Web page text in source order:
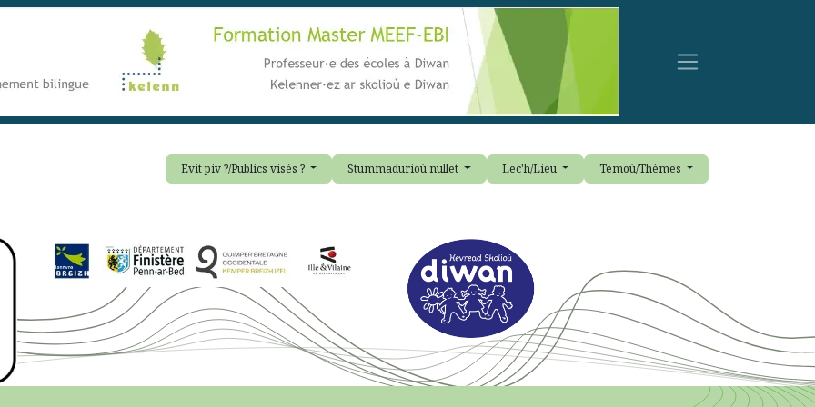
Evit piv ?/Publics visés ? Stummadurioù nullet Lec'h/Lieu Temoù/Thèmes